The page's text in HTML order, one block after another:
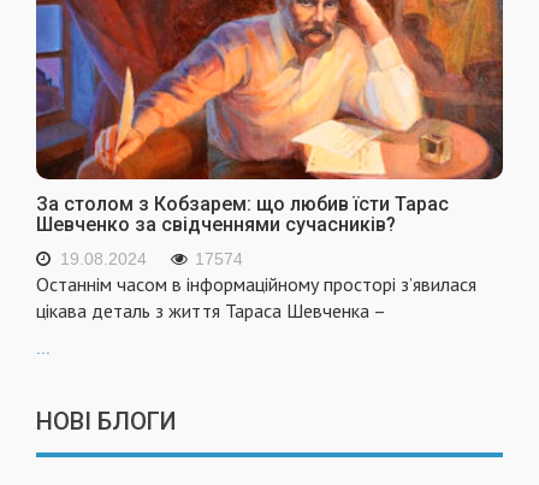
За столом з Кобзарем: що любив їсти Тарас
Шевченко за свідченнями сучасників?
19.08.2024 17574
Останнім часом в інформаційному просторі з’явилася
цікава деталь з життя Тараса Шевченка –
...
НОВІ БЛОГИ